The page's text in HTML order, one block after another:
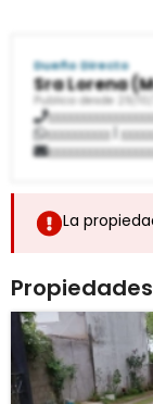
Dueño Directo
Sra Lorena
Publica desde 29/
xxxxxxxxxx
La